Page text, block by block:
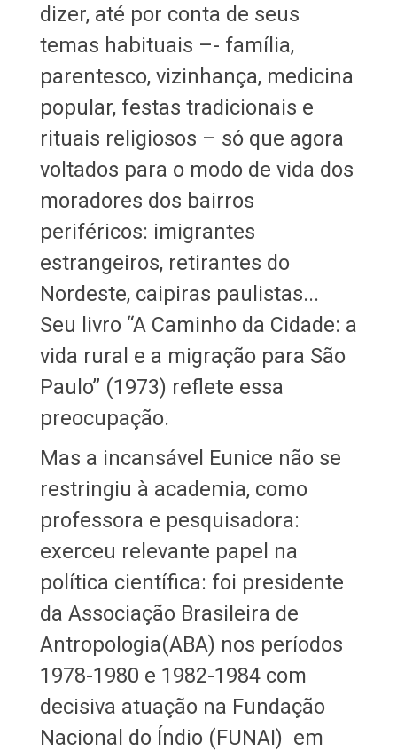
dizer, até por conta de seus
temas habituais –- família,
parentesco, vizinhança, medicina
popular, festas tradicionais e
rituais religiosos – só que agora
voltados para o modo de vida dos
moradores dos bairros
periféricos: imigrantes
estrangeiros, retirantes do
Nordeste, caipiras paulistas...
Seu livro “A Caminho da Cidade: a
vida rural e a migração para São
Paulo” (1973) reflete essa
preocupação.
Mas a incansável Eunice não se
restringiu à academia, como
professora e pesquisadora:
exerceu relevante papel na
política científica: foi presidente
da Associação Brasileira de
Antropologia(ABA) nos períodos
1978-1980 e 1982-1984 com
decisiva atuação na Fundação
Nacional do Índio (FUNAI) em